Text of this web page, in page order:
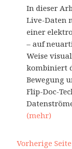
In dieser
Live-Daten
einer
– auf
Weise
kombiniert
Bewegung
Flip-Doc-
(mehr)
Vorherige Seite